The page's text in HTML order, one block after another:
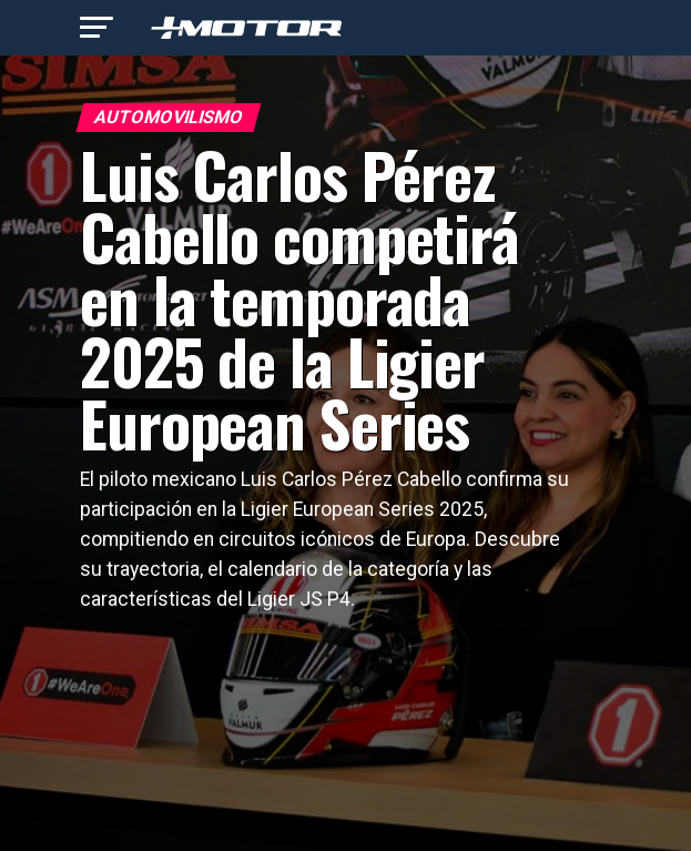
AUTOMOVILISMO
Luis Carlos Pérez
Cabello competirá
en la temporada
2025 de la Ligier
European Series
El piloto mexicano Luis Carlos Pérez Cabello confirma su
participación en la Ligier European Series 2025,
compitiendo en circuitos icónicos de Europa. Descubre
su trayectoria, el calendario de la categoría y las
características del Ligier JS P4.